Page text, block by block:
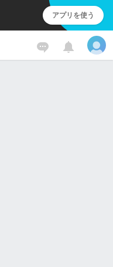
アプリを使う